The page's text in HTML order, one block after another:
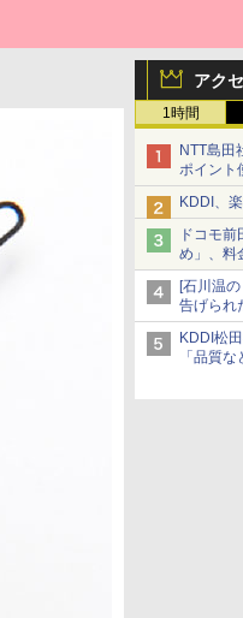
アク
1時間
NTT島田
ポイント
KDDI、
ドコモ
め」、料
[石川温
告げられ
マップの
KDDI松
「品質